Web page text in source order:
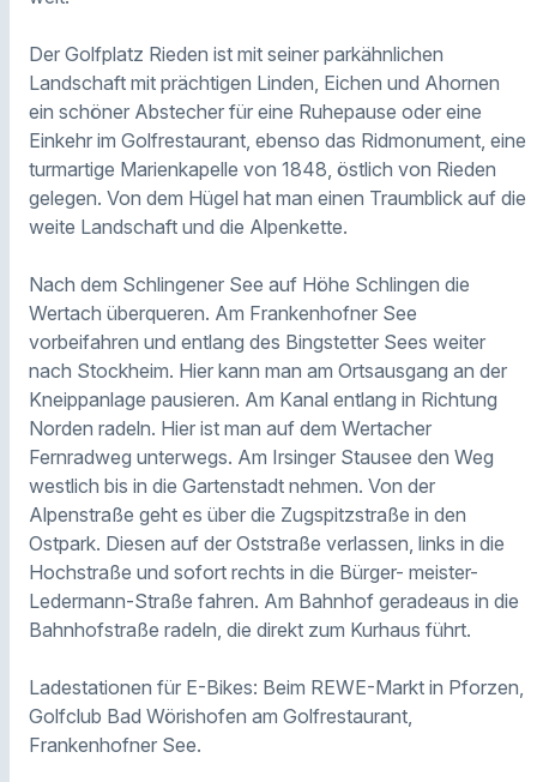
Der Golfplatz Rieden ist mit seiner parkähnlichen
Landschaft mit prächtigen Linden, Eichen und Ahornen
ein schöner Abstecher für eine Ruhepause oder eine
Einkehr im Golfrestaurant, ebenso das Ridmonument, eine
turmartige Marienkapelle von 1848, östlich von Rieden
gelegen. Von dem Hügel hat man einen Traumblick auf die
weite Landschaft und die Alpenkette.
Nach dem Schlingener See auf Höhe Schlingen die
Wertach überqueren. Am Frankenhofner See
vorbeifahren und entlang des Bingstetter Sees weiter
nach Stockheim. Hier kann man am Ortsausgang an der
Kneippanlage pausieren. Am Kanal entlang in Richtung
Norden radeln. Hier ist man auf dem Wertacher
Fernradweg unterwegs. Am Irsinger Stausee den Weg
westlich bis in die Gartenstadt nehmen. Von der
Alpenstraße geht es über die Zugspitzstraße in den
Ostpark. Diesen auf der Oststraße verlassen, links in die
Hochstraße und sofort rechts in die Bürger- meister-
Ledermann-Straße fahren. Am Bahnhof geradeaus in die
Bahnhofstraße radeln, die direkt zum Kurhaus führt.
Ladestationen für E-Bikes: Beim REWE-Markt in Pforzen,
Golfclub Bad Wörishofen am Golfrestaurant,
Frankenhofner See.